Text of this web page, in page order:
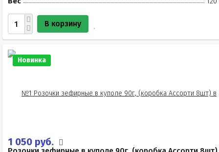
В корзину
Новинка
1 050 руб.